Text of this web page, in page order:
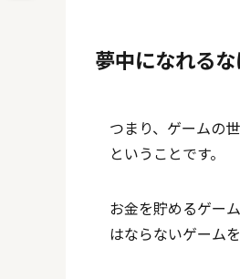
夢中になれる
つまり、ゲームの
ということです。
お金を貯めるゲー
はならないゲーム